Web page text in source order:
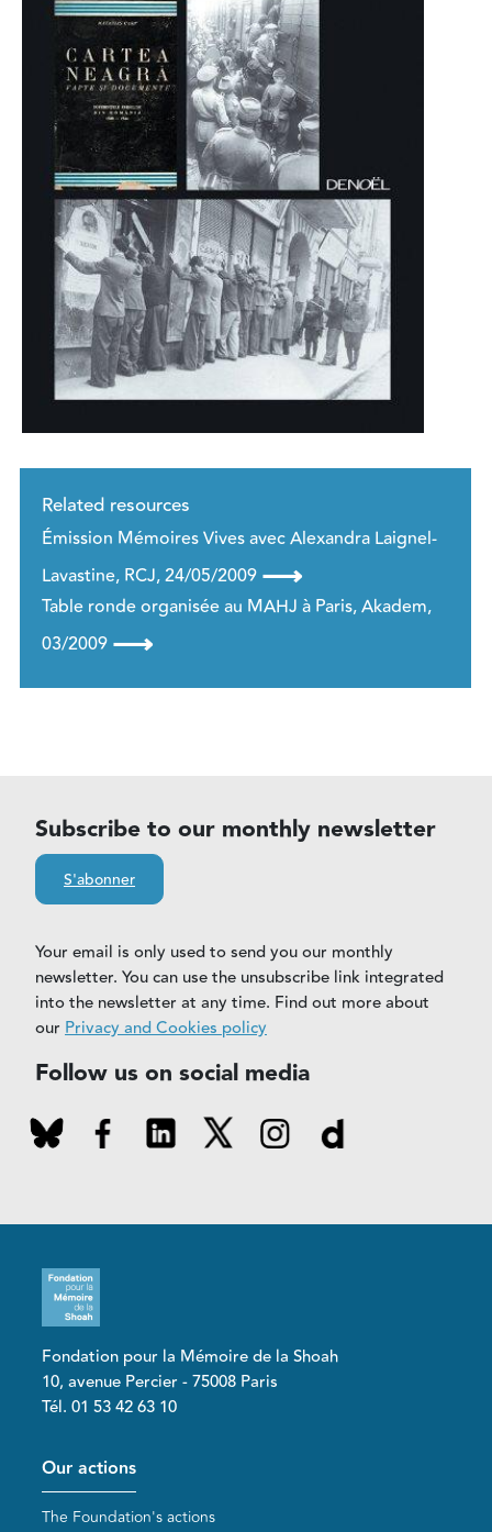
Related resources
Émission Mémoires Vives avec Alexandra Laignel-
Lavastine, RCJ, 24/05/2009 ⟶
Table ronde organisée au MAHJ à Paris, Akadem,
03/2009 ⟶
Subscribe to our monthly newsletter
S'abonner
Your email is only used to send you our monthly
newsletter. You can use the unsubscribe link integrated
into the newsletter at any time. Find out more about
our Privacy and Cookies policy
Follow us on social media
Fondation pour la Mémoire de la Shoah
10, avenue Percier - 75008 Paris
Tél. 01 53 42 63 10
Pied de page
Our actions
The Foundation's actions